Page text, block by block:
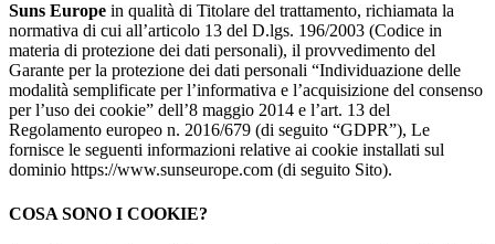
Suns Europe in qualità di Titolare del trattamento, richiamata la
normativa di cui all’articolo 13 del D.lgs. 196/2003 (Codice in
materia di protezione dei dati personali), il provvedimento del
Garante per la protezione dei dati personali “Individuazione delle
modalità semplificate per l’informativa e l’acquisizione del consenso
per l’uso dei cookie” dell’8 maggio 2014 e l’art. 13 del
Regolamento europeo n. 2016/679 (di seguito “GDPR”), Le
fornisce le seguenti informazioni relative ai cookie installati sul
dominio https://www.sunseurope.com (di seguito Sito).
COSA SONO I COOKIE?